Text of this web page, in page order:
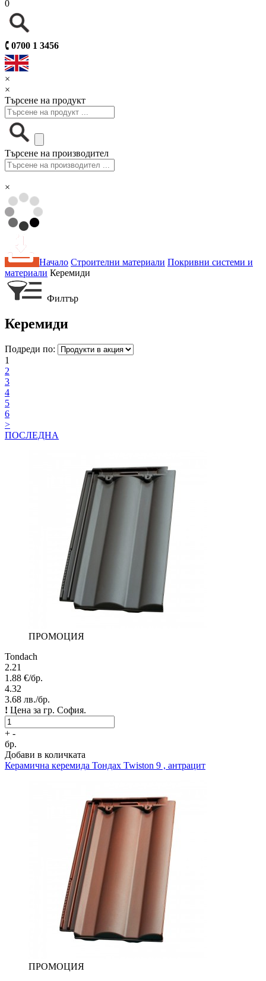
0
🕻 0700 1 3456
×
×
Търсене на продукт
Търсене на производител
×
Начало Строителни материали Покривни системи и
материали Керемиди
Филтър
Керемиди
Подреди по:
1
2
3
4
5
6
>
ПОСЛЕДНА
ПРОМОЦИЯ
Tondach
2.21
1.88 €/бр.
4.32
3.68 лв./бр.
! Цена за гр. София.
+ -
бр.
Добави в количката
Керамична керемида Тондах Twiston 9 , антрацит
ПРОМОЦИЯ